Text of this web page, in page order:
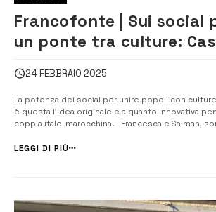
Francofonte | Sui social
un ponte tra culture:
24 FEBBRAIO 2025
La potenza dei social per unire popoli con
è questa l’idea originale e alquanto innovativa
coppia italo-marocchina. Francesca e Salman,
innamorati e sono sbarcati sui social con “Casa ...
LEGGI DI PIÙ